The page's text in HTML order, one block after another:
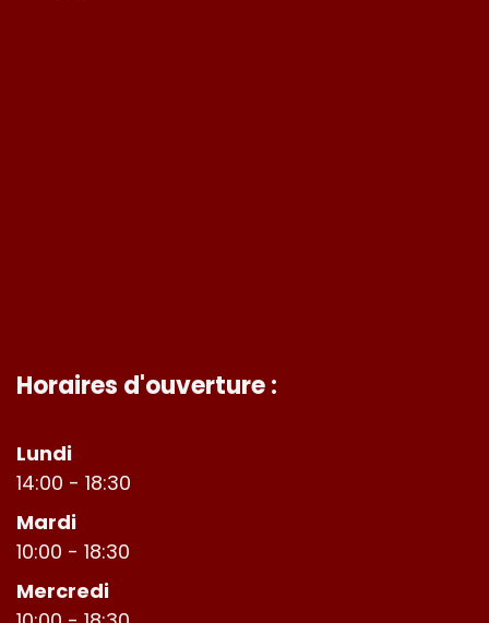
Horaires d'ouverture :
Lundi
14:00 - 18:30
Mardi
10:00 - 18:30
Mercredi